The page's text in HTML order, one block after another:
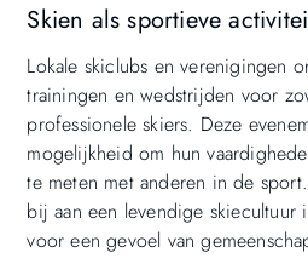
Skien als sportieve
Lokale skiclubs en verenigingen
trainingen en wedstrijden voor
professionele skiers. Deze
mogelijkheid om hun
te meten met anderen in de
bij aan een levendige
voor een gevoel van